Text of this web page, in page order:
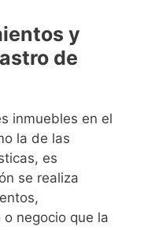
y
de
inmuebles en el
la de las
es
se realiza
negocio que la